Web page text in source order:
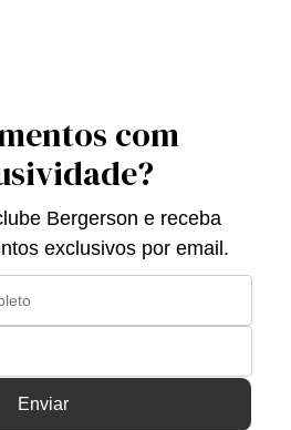
com
Bergerson e receba
exclusivos por email.
Enviar